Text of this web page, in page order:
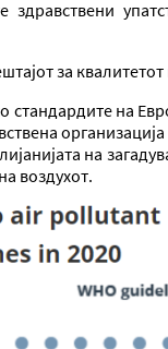
за
на
на
воздухот.